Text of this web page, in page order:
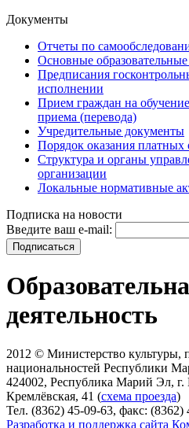
Документы
Отчеты по
Основные
Предписания
исполнении
Прием граждан на
приема (перевода)
Учредительные документы
Порядок оказания платных
Структура и органы
организации
Локальные нормативные
Подписка на новости
Введите ваш e-mail:
деятельность
2012 © Министерство культуры,
национальностей Республики
424002, Республика Марий Эл,
Кремлёвская, 41 (схема проезда)
Тел. (8362) 45-09-63, факс: (8362)
Разработка и поддержка сайта